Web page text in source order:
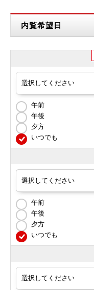
内覧希望日
午前
午後
夕方
いつでも
午前
午後
夕方
いつでも